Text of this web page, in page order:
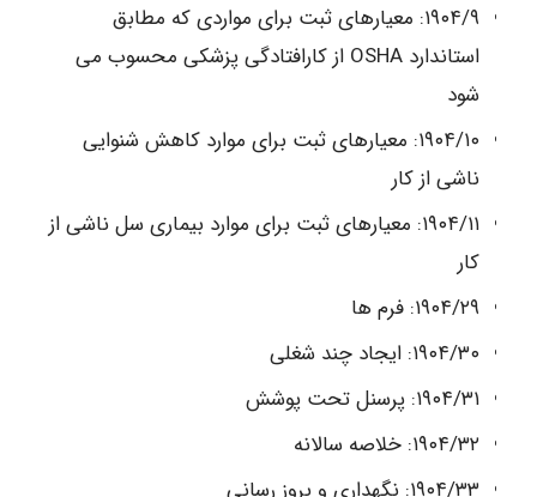
۱۹۰۴/۹: معیارهای ثبت برای مواردی که مطابق
استاندارد OSHA از کارافتادگی پزشکی محسوب می
شود
۱۹۰۴/۱۰: معیارهای ثبت برای موارد کاهش شنوایی
ناشی از کار
۱۹۰۴/۱۱: معیارهای ثبت برای موارد بیماری سل ناشی از
کار
۱۹۰۴/۲۹: فرم ها
۱۹۰۴/۳۰: ایجاد چند شغلی
۱۹۰۴/۳۱: پرسنل تحت پوشش
۱۹۰۴/۳۲: خلاصه سالانه
۱۹۰۴/۳۳: نگهداری و بروز رسانی